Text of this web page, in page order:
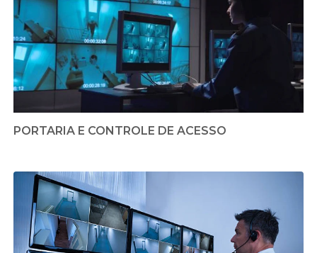
PORTARIA E CONTROLE DE ACESSO